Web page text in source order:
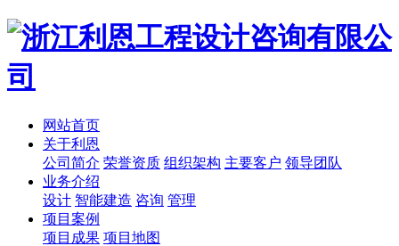
网站首页
关于利恩
公司简介 荣誉资质 组织架构 主要客户 领导团队
业务介绍
设计 智能建造 咨询 管理
项目案例
项目成果 项目地图